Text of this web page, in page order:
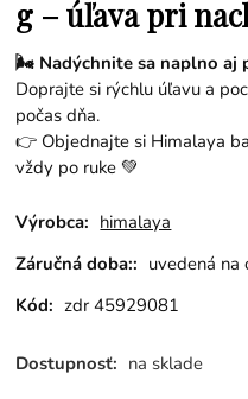
g – úľava pri
🌬️ Nadýchnite sa naplno aj
Doprajte si rýchlu úľavu a
počas dňa.
👉 Objednajte si Himalaya
vždy po ruke 💚
Výrobca: himalaya
Záručná doba:: uvedená na
Kód: zdr 45929081
Dostupnosť: na sklade